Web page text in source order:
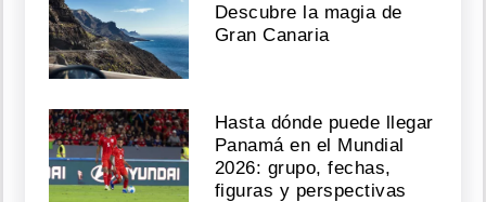
Descubre la magia de
Gran Canaria
Hasta dónde puede llegar
Panamá en el Mundial
2026: grupo, fechas,
figuras y perspectivas